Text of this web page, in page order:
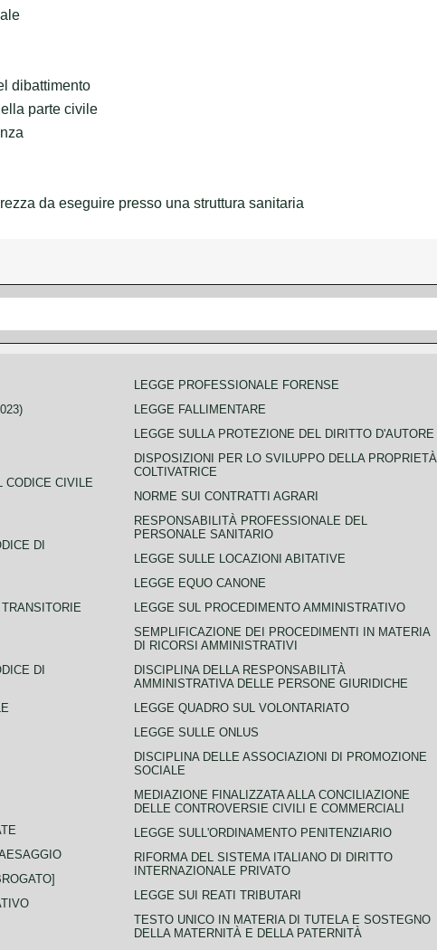
dibattimento
parte civile
da eseguire presso una struttura sanitaria
CODICE CIVILE
DI
DI
LEGGE PROFESSIONALE FORENSE
LEGGE FALLIMENTARE
LEGGE SULLA PROTEZIONE DEL DIRITTO D'AUTORE
DISPOSIZIONI PER LO SVILUPPO DELLA PROPRIETÀ
COLTIVATRICE
NORME SUI CONTRATTI AGRARI
RESPONSABILITÀ PROFESSIONALE DEL
PERSONALE SANITARIO
LEGGE SULLE LOCAZIONI ABITATIVE
LEGGE EQUO CANONE
LEGGE SUL PROCEDIMENTO AMMINISTRATIVO
SEMPLIFICAZIONE DEI PROCEDIMENTI IN MATERIA
DI RICORSI AMMINISTRATIVI
DISCIPLINA DELLA RESPONSABILITÀ
AMMINISTRATIVA DELLE PERSONE GIURIDICHE
LEGGE QUADRO SUL VOLONTARIATO
LEGGE SULLE ONLUS
DISCIPLINA DELLE ASSOCIAZIONI DI PROMOZIONE
SOCIALE
MEDIAZIONE FINALIZZATA ALLA CONCILIAZIONE
DELLE CONTROVERSIE CIVILI E COMMERCIALI
LEGGE SULL'ORDINAMENTO PENITENZIARIO
RIFORMA DEL SISTEMA ITALIANO DI DIRITTO
INTERNAZIONALE PRIVATO
LEGGE SUI REATI TRIBUTARI
TESTO UNICO IN MATERIA DI TUTELA E SOSTEGNO
DELLA MATERNITÀ E DELLA PATERNITÀ